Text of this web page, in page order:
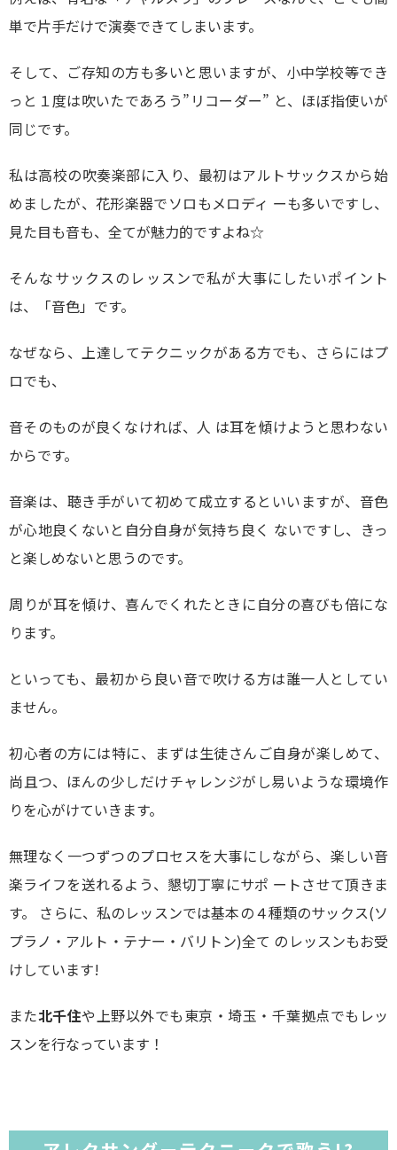
単で片手だけで演奏できてしまいます。
そして、ご存知の方も多いと思いますが、小中学校等でき
っと１度は吹いたであろう”リコーダー” と、ほぼ指使いが
同じです。
私は高校の吹奏楽部に入り、最初はアルトサックスから始
めましたが、花形楽器でソロもメロディ ーも多いですし、
見た目も音も、全てが魅力的ですよね☆
そんなサックスのレッスンで私が大事にしたいポイント
は、「音色」です。
なぜなら、上達してテクニックがある方でも、さらにはプ
ロでも、
音そのものが良くなければ、人 は耳を傾けようと思わない
からです。
音楽は、聴き手がいて初めて成立するといいますが、音色
が心地良くないと自分自身が気持ち良く ないですし、きっ
と楽しめないと思うのです。
周りが耳を傾け、喜んでくれたときに自分の喜びも倍にな
ります。
といっても、最初から良い音で吹ける方は誰一人としてい
ません。
初心者の方には特に、まずは生徒さんご自身が楽しめて、
尚且つ、ほんの少しだけチャレンジがし易いような環境作
りを心がけていきます。
無理なく一つずつのプロセスを大事にしながら、楽しい音
楽ライフを送れるよう、懇切丁寧にサポ ートさせて頂きま
す。 さらに、私のレッスンでは基本の４種類のサックス(ソ
プラノ・アルト・テナー・バリトン)全て のレッスンもお受
けしています!
また北千住や上野以外でも東京・埼玉・千葉拠点でもレッ
スンを行なっています！